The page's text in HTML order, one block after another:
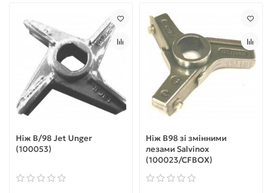
Ніж B/98 Jet Unger
(100053)
Ніж B98 зі змінними
лезами Salvinox
(100023/CFBOX)